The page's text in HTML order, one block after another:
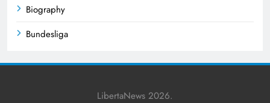
Biography
Bundesliga
LibertaNews 2026.